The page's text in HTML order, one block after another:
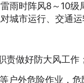
雨时阵风8～10
城市运行、交通
责做好防大风工作
户外危险作业，